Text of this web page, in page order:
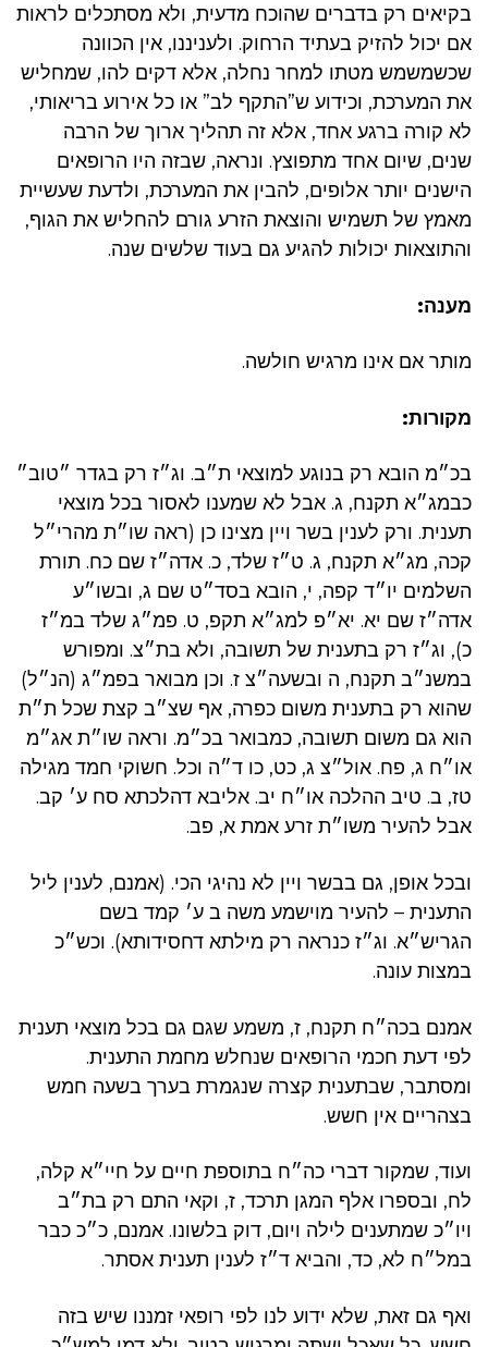
בקיאים רק בדברים שהוכח מדעית, ולא מסתכלים לראות
אם יכול להזיק בעתיד הרחוק. ולעניננו, אין הכוונה
שכשמשמש מטתו למחר נחלה, אלא דקים להו, שמחליש
את המערכת, וכידוע ש”התקף לב” או כל אירוע בריאותי,
לא קורה ברגע אחד, אלא זה תהליך ארוך של הרבה
שנים, שיום אחד מתפוצץ. ונראה, שבזה היו הרופאים
הישנים יותר אלופים, להבין את המערכת, ולדעת שעשיית
מאמץ של תשמיש והוצאת הזרע גורם להחליש את הגוף,
והתוצאות יכולות להגיע גם בעוד שלשים שנה.
מענה:
מותר אם אינו מרגיש חולשה.
מקורות:
בכ״מ הובא רק בנוגע למוצאי ת״ב. וג״ז רק בגדר ״טוב״
כבמג״א תקנח, ג. אבל לא שמענו לאסור בכל מוצאי
תענית. ורק לענין בשר ויין מצינו כן (ראה שו״ת מהרי״ל
קכה, מג״א תקנח, ג. ט״ז שלד, כ. אדה״ז שם כח. תורת
השלמים יו״ד קפה, י, הובא בסד״ט שם ג, ובשו״ע
אדה״ז שם יא. יא״פ למג״א תקפ, ט. פמ״ג שלד במ״ז
כ), וג״ז רק בתענית של תשובה, ולא בת״צ. ומפורש
במשנ״ב תקנח, ה ובשעה״צ ז. וכן מבואר בפמ״ג (הנ״ל)
שהוא רק בתענית משום כפרה, אף שצ״ב קצת שכל ת״ת
הוא גם משום תשובה, כמבואר בכ״מ. וראה שו״ת אג״מ
או״ח ג, פח. אול״צ ג, כט, כו ד״ה וכל. חשוקי חמד מגילה
טז, ב. טיב ההלכה או״ח יב. אליבא דהלכתא סח ע׳ קב.
אבל להעיר משו״ת זרע אמת א, פב.
ובכל אופן, גם בבשר ויין לא נהיגי הכי. (אמנם, לענין ליל
התענית – להעיר מוישמע משה ב ע׳ קמד בשם
הגריש״א. וג״ז כנראה רק מילתא דחסידותא). וכש״כ
במצות עונה.
אמנם בכה״ח תקנח, ז, משמע שגם גם בכל מוצאי תענית
לפי דעת חכמי הרופאים שנחלש מחמת התענית.
ומסתבר, שבתענית קצרה שנגמרת בערך בשעה חמש
בצהריים אין חשש.
ועוד, שמקור דברי כה״ח בתוספת חיים על חיי״א קלה,
לח, ובספרו אלף המגן תרכד, ז, וקאי התם רק בת״ב
ויו״כ שמתענים לילה ויום, דוק בלשונו. אמנם, כ״כ כבר
במל״ח לא, כד, והביא ד״ז לענין תענית אסתר.
ואף גם זאת, שלא ידוע לנו לפי רופאי זמננו שיש בזה